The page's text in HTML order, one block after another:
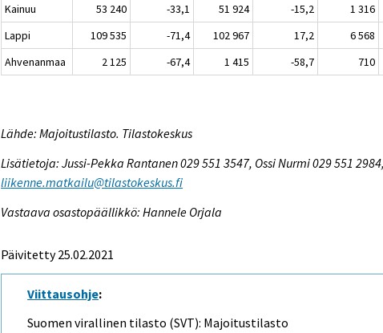
Kainuu
53 240 -33,1 51 924 -15,2 1 316
Lappi
109 535 -71,4 102 967 17,2 6 568
Ahvenanmaa
2 125 -67,4 1 415 -58,7 710
Lähde: Majoitustilasto. Tilastokeskus
Lisätietoja: Jussi-Pekka Rantanen 029 551 3547, Ossi Nurmi 029 551 2984,
liikenne.matkailu@tilastokeskus.fi
Vastaava osastopäällikkö: Hannele Orjala
Päivitetty 25.02.2021
Viittausohje:
Suomen virallinen tilasto (SVT): Majoitustilasto